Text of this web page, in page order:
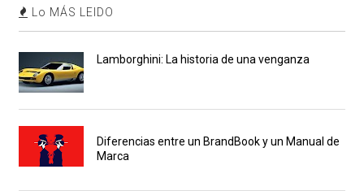
Lo MÁS LEIDO
Lamborghini: La historia de una venganza
Diferencias entre un BrandBook y un Manual de
Marca